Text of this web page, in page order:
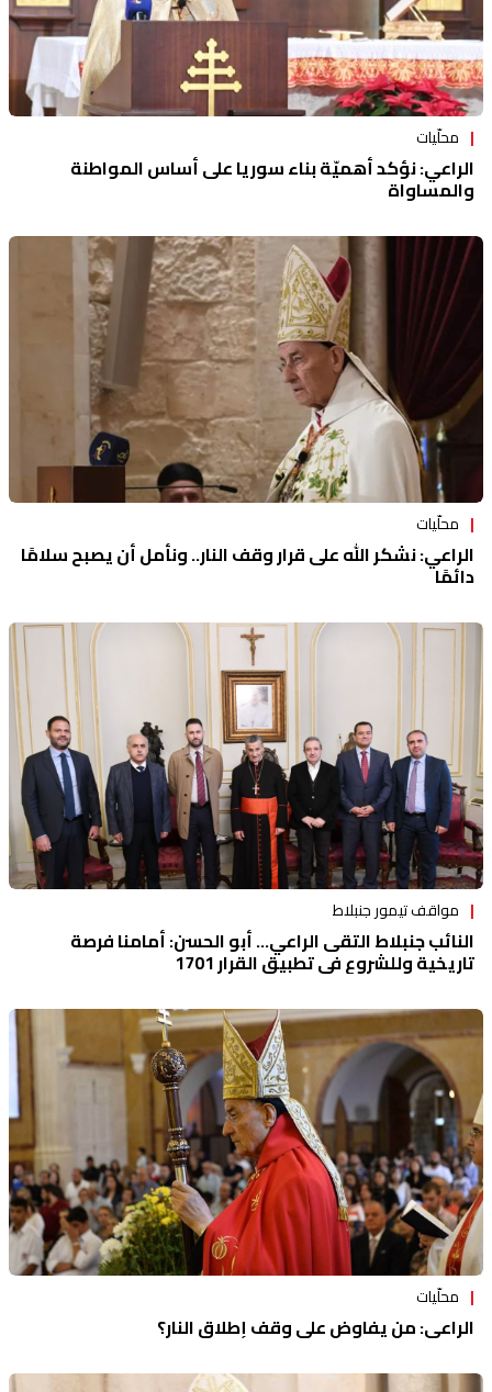
محلّيات
الراعي: نؤكد أهميّة بناء سوريا على أساس المواطنة
والمساواة
محلّيات
الراعي: نشكر الله على قرار وقف النار.. ونأمل أن يصبح سلامًا
دائمًا
مواقف تيمور جنبلاط
النائب جنبلاط التقى الراعي... أبو الحسن: أمامنا فرصة
تاريخية وللشروع في تطبيق القرار 1701
محلّيات
الراعي: من يفاوض على وقف إطلاق النار؟